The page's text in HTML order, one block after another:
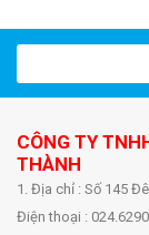
CÔNG TY
THÀNH
1. Địa chỉ : Số 145
Điện thoại :